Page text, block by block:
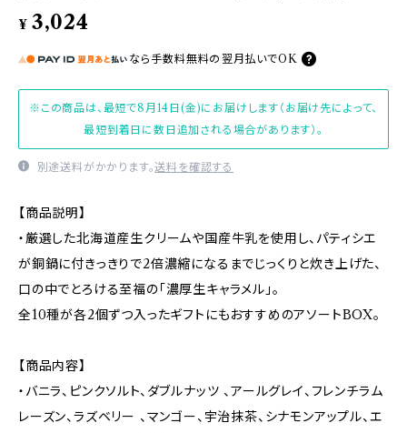
¥ 3,024
なら 手数料無料の 翌月払いでOK
※この商品は、最短で8月14日(金)にお届けします（お届け先によって、
最短到着日に数日追加される場合があります）。
別途送料がかかります。送料を確認する
【商品説明】
・厳選した北海道産生クリームや国産牛乳を使用し、パティシエ
が銅鍋に付きっきりで2倍濃縮になるまでじっくりと炊き上げた、
口の中でとろける至福の「濃厚生キャラメル」。
全10種が各2個ずつ入ったギフトにもおすすめのアソートBOX。
【商品内容】
・バニラ、ピンクソルト、ダブルナッツ 、アールグレイ、フレンチラム
レーズン、ラズベリー 、マンゴー、宇治抹茶、シナモンアップル、エ